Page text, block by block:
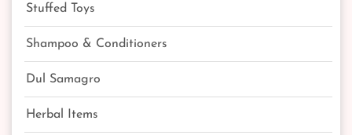
Stuffed Toys
Shampoo & Conditioners
Dul Samagro
Herbal Items